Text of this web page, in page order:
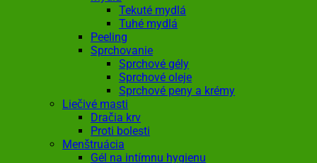
Tekuté mydlá
Tuhé mydlá
Peeling
Sprchovanie
Sprchové gély
Sprchové oleje
Sprchové peny a krémy
Liečivé masti
Dračia krv
Proti bolesti
Menštruácia
Gél na intímnu hygienu